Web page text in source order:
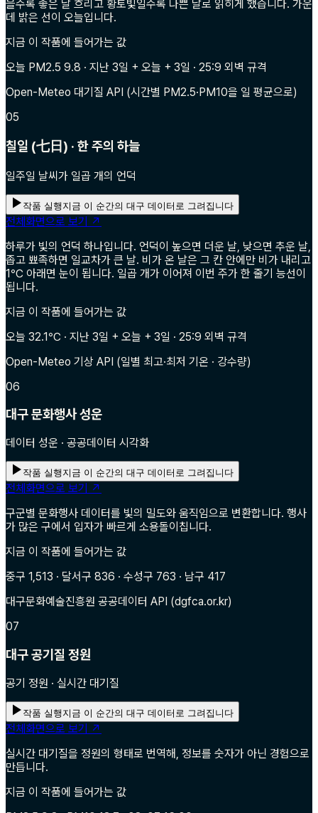
을수록 좋은 날 흐리고 황토빛일수록 나쁜 날로 읽히게 했습니다. 가운
데 밝은 선이 오늘입니다.
지금 이 작품에 들어가는 값
오늘 PM2.5 9.8 · 지난 3일 + 오늘 + 3일 · 25:9 외벽 규격
Open-Meteo 대기질 API (시간별 PM2.5·PM10을 일 평균으로)
05
칠일 (七日) · 한 주의 하늘
일주일 날씨가 일곱 개의 언덕
작품 실행 지금 이 순간의 대구 데이터로 그려집니다
전체화면으로 보기 ↗
하루가 빛의 언덕 하나입니다. 언덕이 높으면 더운 날, 낮으면 추운 날,
좁고 뾰족하면 일교차가 큰 날. 비가 온 날은 그 칸 안에만 비가 내리고
1℃ 아래면 눈이 됩니다. 일곱 개가 이어져 이번 주가 한 줄기 능선이
됩니다.
지금 이 작품에 들어가는 값
오늘 32.1℃ · 지난 3일 + 오늘 + 3일 · 25:9 외벽 규격
Open-Meteo 기상 API (일별 최고·최저 기온 · 강수량)
06
대구 문화행사 성운
데이터 성운 · 공공데이터 시각화
작품 실행지금 이 순간의 대구 데이터로 그려집니다
전체화면으로 보기 ↗
구군별 문화행사 데이터를 빛의 밀도와 움직임으로 변환합니다. 행사
가 많은 구에서 입자가 빠르게 소용돌이칩니다.
지금 이 작품에 들어가는 값
중구 1,513 · 달서구 836 · 수성구 763 · 남구 417
대구문화예술진흥원 공공데이터 API (dgfca.or.kr)
07
대구 공기질 정원
공기 정원 · 실시간 대기질
작품 실행 지금 이 순간의 대구 데이터로 그려집니다
전체화면으로 보기 ↗
실시간 대기질을 정원의 형태로 번역해, 정보를 숫자가 아닌 경험으로
만듭니다.
지금 이 작품에 들어가는 값